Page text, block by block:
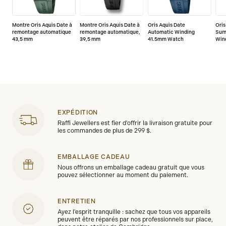
Montre Oris Aquis Date à
remontage automatique
43,5 mm
Montre Oris Aquis Date à
remontage automatique,
39,5 mm
Oris Aquis Date
Automatic Winding
41.5mm Watch
EXPÉDITION
Raffi Jewellers est fier d'offrir la livraison gratuite pour
les commandes de plus de 299 $.
EMBALLAGE CADEAU
Nous offrons un emballage cadeau gratuit que vous
pouvez sélectionner au moment du paiement.
ENTRETIEN
Ayez l'esprit tranquille : sachez que tous vos appareils
peuvent être réparés par nos professionnels sur place,